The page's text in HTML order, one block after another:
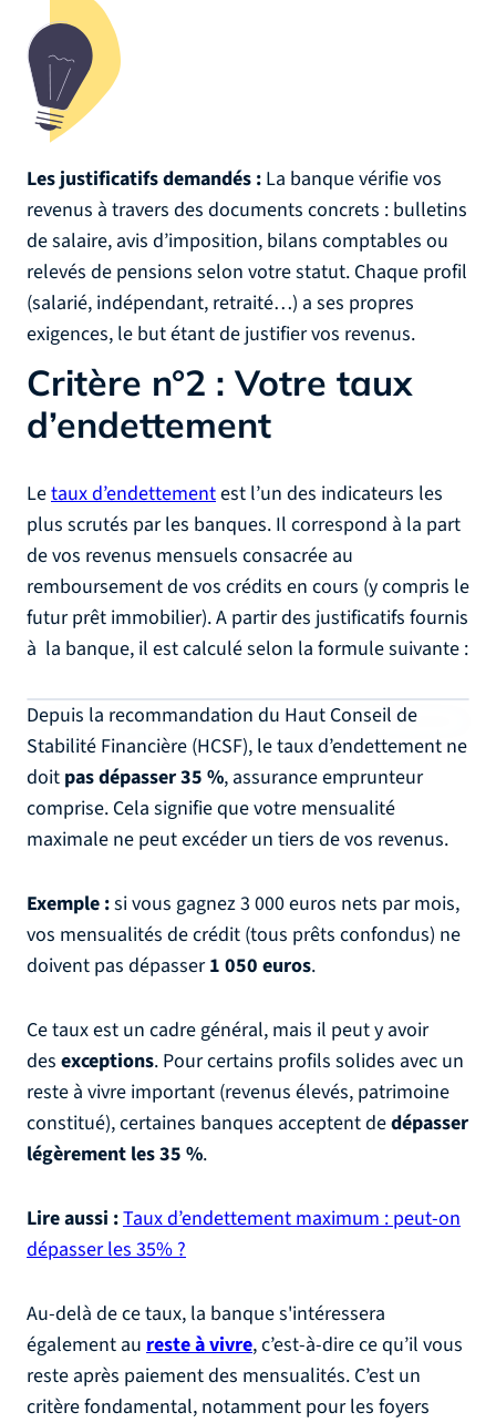
Les justificatifs demandés : La banque vérifie vos
revenus à travers des documents concrets : bulletins
de salaire, avis d’imposition, bilans comptables ou
relevés de pensions selon votre statut. Chaque profil
(salarié, indépendant, retraité…) a ses propres
exigences, le but étant de justifier vos revenus.
Critère n°2 : Votre taux
d’endettement
Letaux d’endettementest l’un des indicateurs les
plus scrutés par les banques. Il correspond à la part
de vos revenus mensuels consacrée au
remboursement de vos crédits en cours (y compris le
futur prêt immobilier). A partir des justificatifs fournis
à la banque, il est calculé selon la formule suivante :
Depuis la recommandation du Haut Conseil de
Stabilité Financière (HCSF), le taux d’endettement ne
doit pas dépasser 35 %, assurance emprunteur
comprise. Cela signifie que votre mensualité
maximale ne peut excéder un tiers de vos revenus.
Exemple :si vous gagnez 3 000 euros nets par mois,
vos mensualités de crédit (tous prêts confondus) ne
doivent pas dépasser1 050 euros.
Ce taux est un cadre général, mais il peut y avoir
des exceptions. Pour certains profils solides avec un
reste à vivre important (revenus élevés, patrimoine
constitué), certaines banques acceptent dedépasser
légèrement les 35 %.
Lire aussi :Taux d’endettement maximum : peut-on
dépasser les 35% ?
Au-delà de ce taux, la banque s'intéressera
également au reste à vivre, c’est-à-dire ce qu’il vous
reste après paiement des mensualités. C’est un
critère fondamental, notamment pour les foyers